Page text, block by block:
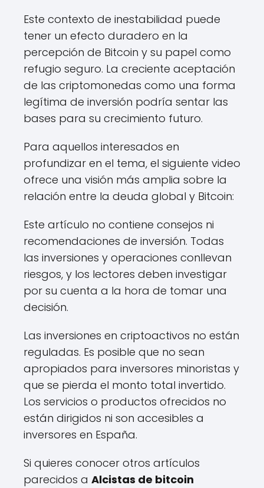
Este contexto de inestabilidad puede
tener un efecto duradero en la
percepción de Bitcoin y su papel como
refugio seguro. La creciente aceptación
de las criptomonedas como una forma
legítima de inversión podría sentar las
bases para su crecimiento futuro.
Para aquellos interesados en
profundizar en el tema, el siguiente video
ofrece una visión más amplia sobre la
relación entre la deuda global y Bitcoin:
Este artículo no contiene consejos ni
recomendaciones de inversión. Todas
las inversiones y operaciones conllevan
riesgos, y los lectores deben investigar
por su cuenta a la hora de tomar una
decisión.
Las inversiones en criptoactivos no están
reguladas. Es posible que no sean
apropiados para inversores minoristas y
que se pierda el monto total invertido.
Los servicios o productos ofrecidos no
están dirigidos ni son accesibles a
inversores en España.
Si quieres conocer otros artículos
parecidos a Alcistas de bitcoin